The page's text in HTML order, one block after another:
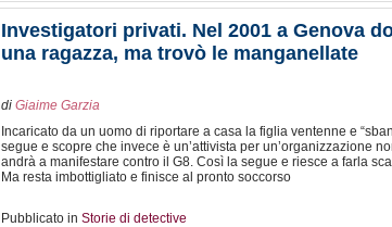
Investigatori privati. Nel 2001 a Genova
una ragazza, ma trovò le manganellate
di Giaime Garzia
Incaricato da un uomo di riportare a casa la figlia ventenne e
segue e scopre che invece è un’attivista per un’organizzazione
andrà a manifestare contro il G8. Così la segue e riesce a farla
Ma resta imbottigliato e finisce al pronto soccorso
Pubblicato in Storie di detective